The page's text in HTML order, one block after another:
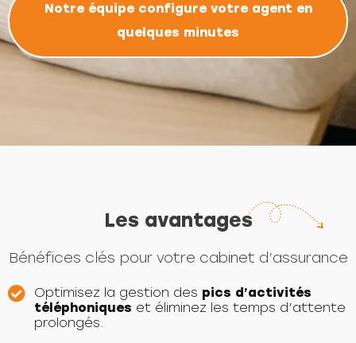
Notre équipe configure votre agent en
quelques minutes
Les avantages
Bénéfices clés pour votre cabinet d’assurance
Optimisez la gestion des pics d’activités
téléphoniques et éliminez les temps d’attente
prolongés.